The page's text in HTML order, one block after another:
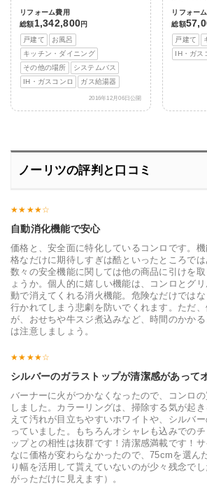
リフォーム費用
総額1,342,800円
戸建て
お風呂
キッチン・ダイニング
その他の場所
システムバス
IH・ガスコンロ
ガス給湯器
2016年12月06日公開
リフォー
総額
戸建て
IH・ガス
ノーリツの評判と口コミ
自動消化機能で安心
価格と、安全面に特化しているコンロです。
格なだけに期待しすぎは酷といったところで
数々の安全機能に関しては他の商品に引けを
ょうか。個人的に嬉しい機能は、コンロとグ
動で消えてくれる消火機能。危険なだけでは
行かれてしまう悲劇を防いでくれます。ただ
が、おせちや牛スジ煮込みなど、時間のかか
は注意しましょう。
シルバーのガラストップが清潔感があって
バーナーに火がつかなくなったので、コンロ
しました。カラーリングは、掃除する気が起
えて汚れが目立ちやすいホワイトや、シルバ
っていました。もちろんオシャレも込みでの
ップとの相性は抜群です！清潔感満載です！
なに価格が変わらなかったので、75cmを選ん
り幅を活用して貰えていないのが少々残念で
がっただけに見えます）。